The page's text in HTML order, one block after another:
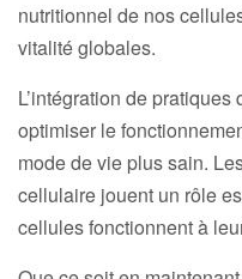
nutritionnel de nos
vitalité globales.
L’intégration de
optimiser le
mode de vie plus sain.
cellulaire jouent un rôle
cellules fonctionnent à